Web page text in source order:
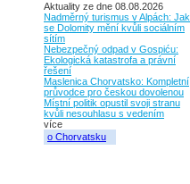
Aktuality ze dne 08.08.2026
Nadměrný turismus v Alpách: Jak
se Dolomity mění kvůli sociálním
sítím
Nebezpečný odpad v Gospiću:
Ekologická katastrofa a právní
řešení
Maslenica Chorvatsko: Kompletní
průvodce pro českou dovolenou
Místní politik opustil svoji stranu
kvůli nesouhlasu s vedením
více
o Chorvatsku